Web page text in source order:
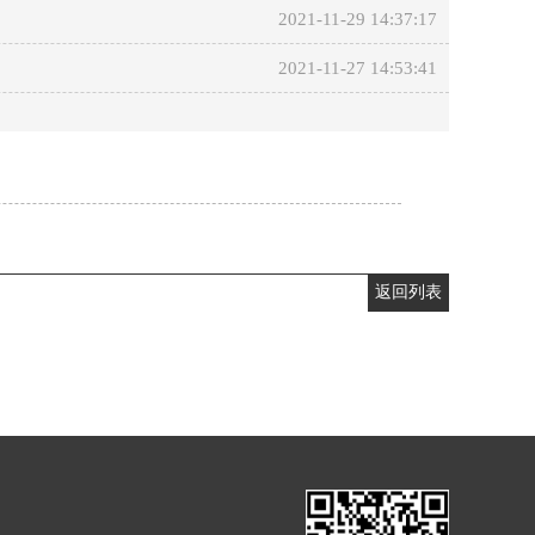
2021-11-29 14:37:17
2021-11-27 14:53:41
返回列表